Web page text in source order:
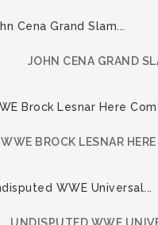
JOHN CENA GRAND
WWE BROCK LESNAR